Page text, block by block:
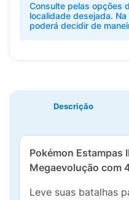
Consulte pelas opções
localidade desejada.
poderá decidir de
Descrição
Pokémon Estampas
Megaevolução com
Leve suas batalhas